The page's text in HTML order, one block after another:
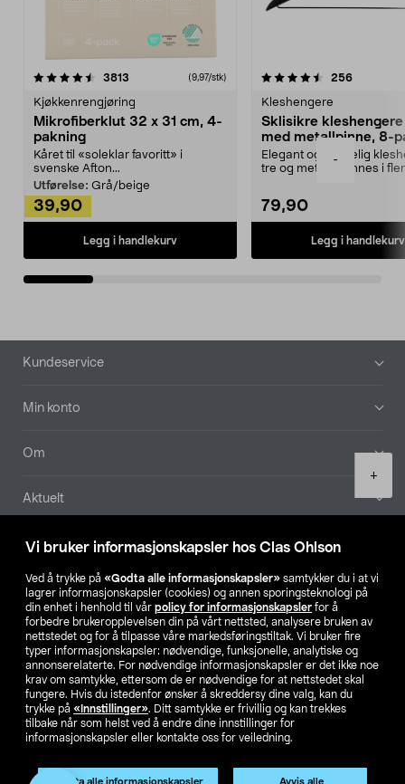
Vi bruker informasjonskapsler hos Clas Ohlson
Ved å trykke på «Godta alle informasjonskapsler» samtykker du i at vi
lagrer informasjonskapsler (cookies) og annen sporingsteknologi på
din enhet i henhold til vår policy for informasjonskapsler for å
forbedre brukeropplevelsen din på vårt nettsted, analysere bruken av
nettstedet og for å tilpasse våre markedsføringstiltak. Vi bruker fire
typer informasjonskapsler: nødvendige, funksjonelle, analytiske og
annonserelaterte. For nødvendige informasjonskapsler er det ikke noe
krav om samtykke, ettersom de er nødvendige for at nettstedet skal
fungere. Hvis du istedenfor ønsker å skreddersy dine valg, kan du
trykke på «Innstillinger». Ditt samtykke er frivillig og kan trekkes
tilbake når som helst ved å endre dine innstillinger for
informasjonskapsler eller kontakte oss for veiledning.
Godta alle informasjonskapsler Avvis alle
-
+
3813 anmeldelser(9,97/stk)
Kjøkkenrengjøring
Mikrofiberklut 32 x 31 cm, 4-
pakning
Kåret til «soleklar favoritt» i
svenske Afton...
Utførelse: Grå/beige
39,90
Legg i handlekurv
4.5av 5 stjerner 256
Kleshengere
Sklisikre
med metallpinne, 8-
Elegant og skikkelig
tre og metall – finnes i
79,90
Legg i handlekurv
4.5av 5 stjerner
Bunntekst
Kundeservice
Min konto
Om
Aktuelt
Våre selskaper
Finn din butikk
SE NO FI
Endre til priser ekskl. moms